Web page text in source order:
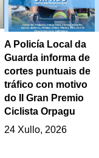
A Policía Local da
Guarda informa de
cortes puntuais de
tráfico con motivo
do II Gran Premio
Ciclista Orpagu
24 Xullo, 2026